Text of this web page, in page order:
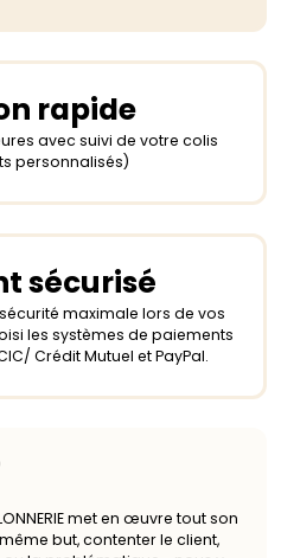
rapide
avec suivi de votre colis
personnalisés)
sécurisé
maximale lors de vos
les systèmes de paiements
Crédit Mutuel et PayPal.
met en œuvre tout son
but, contenter le client,